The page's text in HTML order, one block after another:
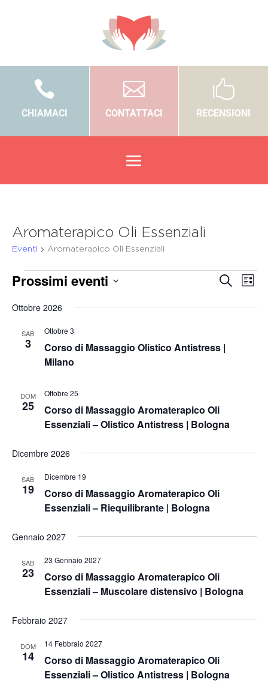

CHIAMACI

CONTATTACI

RECENSIONI
Aromaterapico Oli Essenziali
Eventi Aromaterapico Oli Essenziali
Eventi
Eventi
e
Cerca
Lista
Prossimi eventi
data.
Ottobre 2026
SAB
3
Corso di Massaggio Olistico Antistress |
Milano
Ottobre 3
DOM
25
Corso di Massaggio Aromaterapico Oli
Essenziali – Olistico Antistress | Bologna
Ottobre 25
Dicembre 2026
SAB
19
Corso di Massaggio Aromaterapico Oli
Essenziali – Riequilibrante | Bologna
Dicembre 19
Gennaio 2027
SAB
23
Corso di Massaggio Aromaterapico Oli
Essenziali – Muscolare distensivo | Bologna
23 Gennaio 2027
Febbraio 2027
DOM
14
Corso di Massaggio Aromaterapico Oli
Essenziali – Olistico Antistress | Bologna
14 Febbraio 2027